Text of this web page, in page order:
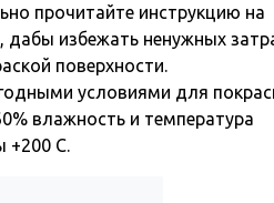
прочитайте инструкцию на
дабы избежать ненужных
поверхности.
условиями для
влажность и температура
+200 С.